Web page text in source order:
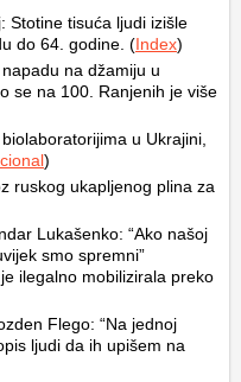
Stotine tisuća ljudi izišle
do 64. godine. (Index)
na džamiju u
se na 100. Ranjenih je više
u Ukrajini,
)
ruskog ukapljenog plina za
Lukašenko: “Ako našoj
smo spremni”
ilegalno mobilizirala preko
Flego: “Na jednoj
ljudi da ih upišem na